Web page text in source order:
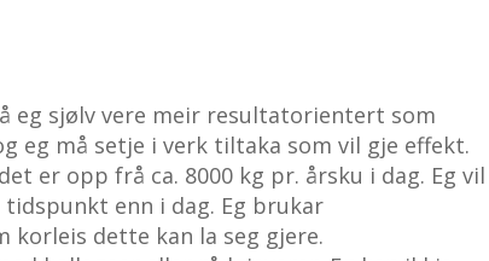
eg sjølv vere meir resultatorientert som
eg må setje i verk tiltaka som vil gje effekt.
er opp frå ca. 8000 kg pr. årsku i dag. Eg vil
enn i dag. Eg brukar
dette kan la seg gjere.